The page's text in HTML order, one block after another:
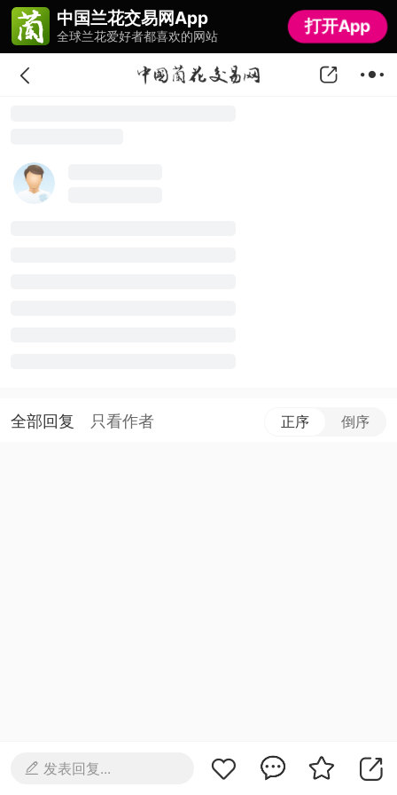
中国兰花交易网App
全球兰花爱好者都喜欢的网站 打开App
中国兰花交易网App
全球兰花爱好者都喜欢的网站 打开App
全部回复 只看作者 正序 倒序
发表回复...